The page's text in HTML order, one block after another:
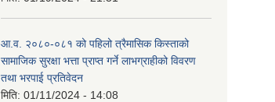
आ.व. २०८०-०८१ को पहिलो त्रैमासिक किस्ताको
सामाजिक सुरक्षा भत्ता प्राप्त गर्ने लाभग्राहीको विवरण
तथा भरपाई प्रतिवेदन
मिति: 01/11/2024 - 14:08